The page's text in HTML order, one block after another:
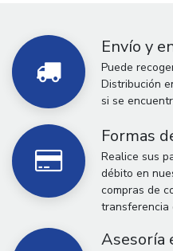
Envío y
Puede
Distribución
si se
Formas
Realice sus
débito en
compras de
transferencia
Asesoría